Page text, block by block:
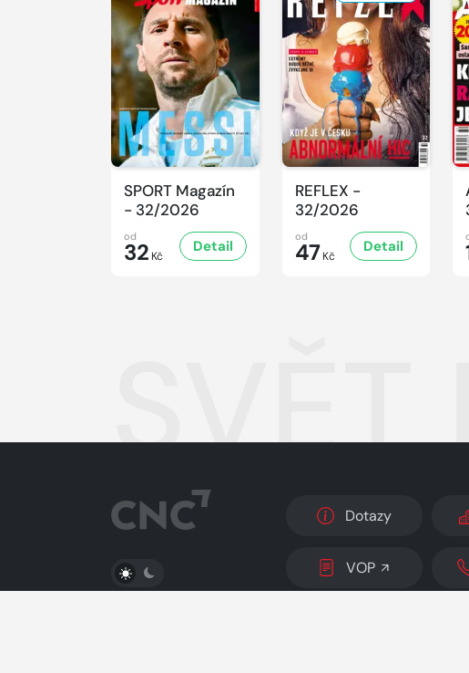
SPORT Magazín
- 32/2026
od
32 Kč
Detail
REFLEX -
32/2026
od
47 Kč
Detail
PŘEPNOUT SVĚTLÝ/TMAVÝ REŽIM
Dotazy
VOP